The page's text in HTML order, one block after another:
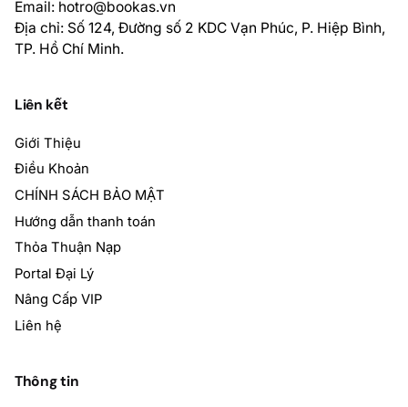
Email: hotro@bookas.vn
Địa chỉ: Số 124, Đường số 2 KDC Vạn Phúc, P. Hiệp Bình,
TP. Hồ Chí Minh.
Liên kết
Giới Thiệu
Điều Khoản
CHÍNH SÁCH BẢO MẬT
Hướng dẫn thanh toán
Thỏa Thuận Nạp
Portal Đại Lý
Nâng Cấp VIP
Liên hệ
Thông tin